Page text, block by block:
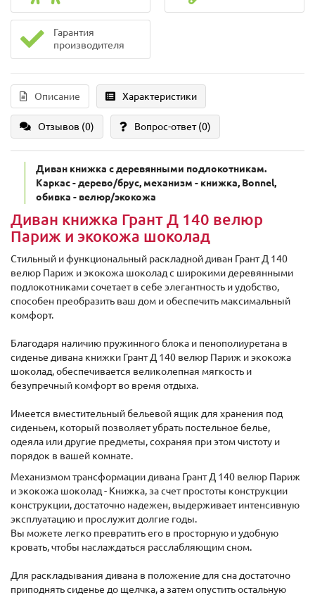
Гарантия
производителя
Описание Характеристики
Отзывов (0) Вопрос-ответ(0)
Диван книжка с деревянными подлокотникам.
Каркас - дерево/брус, механизм - книжка, Bonnel,
обивка - велюр/экокожа
Диван книжка Грант Д 140 велюр
Париж и экокожа шоколад
Стильный и функциональный раскладной диван Грант Д 140
велюр Париж и экокожа шоколад с широкими деревянными
подлокотниками сочетает в себе элегантность и удобство,
способен преобразить ваш дом и обеспечить максимальный
комфорт.
Благодаря наличию пружинного блока и пенополиуретана в
сиденье дивана книжки Грант Д 140 велюр Париж и экокожа
шоколад, обеспечивается великолепная мягкость и
безупречный комфорт во время отдыха.
Имеется вместительный бельевой ящик для хранения под
сиденьем, который позволяет убрать постельное белье,
одеяла или другие предметы, сохраняя при этом чистоту и
порядок в вашей комнате.
Механизмом трансформации дивана Грант Д 140 велюр Париж
и экокожа шоколад - Книжка, за счет простоты конструкции
конструкции, достаточно надежен, выдерживает интенсивную
эксплуатацию и прослужит долгие годы.
Вы можете легко превратить его в просторную и удобную
кровать, чтобы наслаждаться расслабляющим сном.
Для раскладывания дивана в положение для сна достаточно
приподнять сиденье до щелчка, а затем опустить остальную